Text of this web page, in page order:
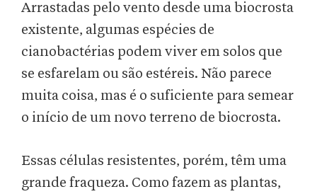
Arrastadas pelo vento desde uma biocrosta
existente, algumas espécies de
cianobactérias podem viver em solos que
se esfarelam ou são estéreis. Não parece
muita coisa, mas é o suficiente para semear
o início de um novo terreno de biocrosta.
Essas células resistentes, porém, têm uma
grande fraqueza. Como fazem as plantas,